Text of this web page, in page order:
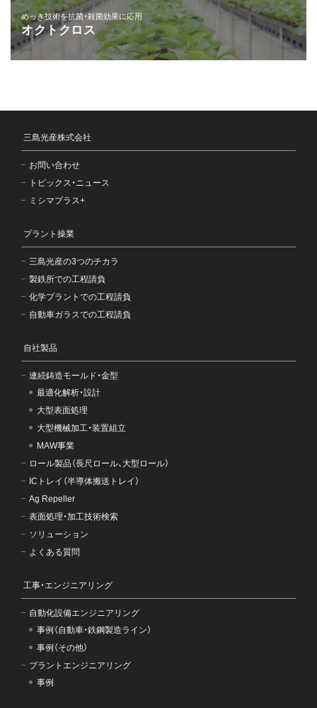
めっき技術を抗菌・殺菌効果に応用
オクトクロス
三島光産株式会社
お問い合わせ
トピックス・ニュース
ミシマプラス+
プラント操業
三島光産の3つのチカラ
製鉄所での工程請負
化学プラントでの工程請負
自動車ガラスでの工程請負
自社製品
連続鋳造モールド・金型
最適化解析・設計
大型表面処理
大型機械加工・装置組立
MAW事業
ロール製品（長尺ロール、大型ロール）
ICトレイ（半導体搬送トレイ）
Ag Repeller
表面処理・加工技術検索
ソリューション
よくある質問
工事・エンジニアリング
自動化設備エンジニアリング
事例（自動車・鉄鋼製造ライン）
事例（その他）
プラントエンジニアリング
事例